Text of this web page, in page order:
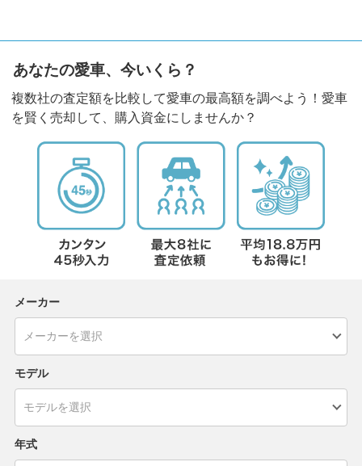
あなたの愛車、今いくら？
複数社の査定額を比較して愛車の最高額を調べよう！愛車
を賢く売却して、購入資金にしませんか？
メーカー
モデル
年式